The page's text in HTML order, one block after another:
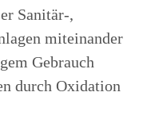
Sanitär-,
miteinander
Gebrauch
durch Oxidation